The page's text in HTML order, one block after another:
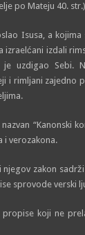
po Mateju 40. str.)
Isusa, a kojima
izdali
uzdigao Sebi.
i rimljani zajedno
“Kanonski
i verozakona.
zakon
sprovode verski
koji ne